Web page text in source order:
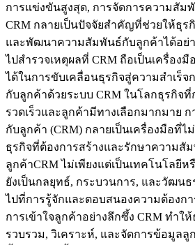
การแข่งขันสูงสุด, การจัดการความสัม
CRM กลายเป็นปัจจัยสำคัญที่ช่วยให้ธุร
และพัฒนาความสัมพันธ์กับลูกค้าได้อย่
ไปสำรวจเหตุผลที่ CRM ถือเป็นเครื่อง
ได้ในการขับเคลื่อนธุรกิจสู่ความสำเร็
กับลูกค้าด้วยระบบ CRM ในโลกธุรกิจที่
รวดเร็วและลูกค้ามีทางเลือกมากมาย
กับลูกค้า (CRM) กลายเป็นเครื่องมือที่
ธุรกิจที่ต้องการสร้างและรักษาความสั
ลูกค้าCRM ไม่เพียงแต่เป็นเทคโนโลยี
ยังเป็นกลยุทธ์, กระบวนการ, และวัฒน
ไปที่การรู้จักและตอบสนองความต้องก
การเข้าใจลูกค้าอย่างลึกซึ้ง CRM ทำใ
รวบรวม, วิเคราะห์, และจัดการข้อมูลลู